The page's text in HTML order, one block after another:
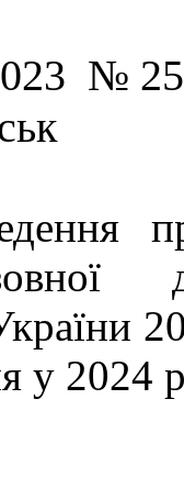
№
у 2024